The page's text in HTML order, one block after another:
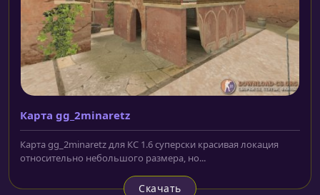
Карта gg_2minaretz
Карта gg_2minaretz для КС 1.6 суперски красивая локация
относительно небольшого размера, но...
Скачать